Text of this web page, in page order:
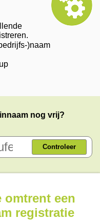
)naam
nog vrij?
Controleer
omtrent een
registratie